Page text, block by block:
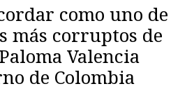
como uno de
más corruptos de
Valencia
de Colombia